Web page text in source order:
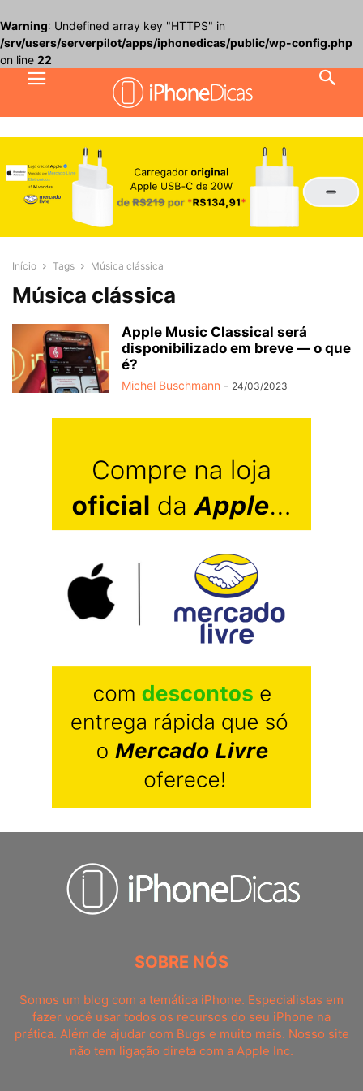
Warning: Undefined array key "HTTPS" in
/srv/users/serverpilot/apps/iphonedicas/public/wp-config.php
on line 22
Início Tags Música clássica
Música clássica
Apple Music Classical será
disponibilizado em breve — o que
é?
Michel Buschmann - 24/03/2023
SOBRE NÓS
Somos um blog com a temática iPhone. Especialistas em
fazer você usar todos os recursos do seu iPhone na
prática. Além de ajudar com Bugs e muito mais. Nosso site
não tem ligação direta com a Apple Inc.